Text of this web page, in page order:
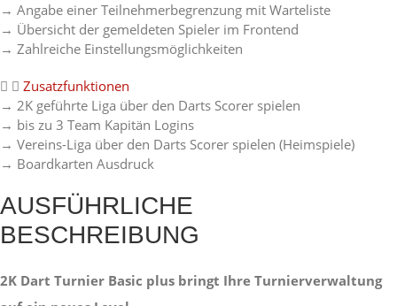
→ Angabe einer Teilnehmerbegrenzung mit Warteliste
→ Übersicht der gemeldeten Spieler im Frontend
→ Zahlreiche Einstellungsmöglichkeiten
Zusatzfunktionen
→ 2K geführte Liga über den Darts Scorer spielen
→ bis zu 3 Team Kapitän Logins
→ Vereins-Liga über den Darts Scorer spielen (Heimspiele)
→ Boardkarten Ausdruck
AUSFÜHRLICHE
BESCHREIBUNG
2K Dart Turnier Basic plus bringt Ihre Turnierverwaltung